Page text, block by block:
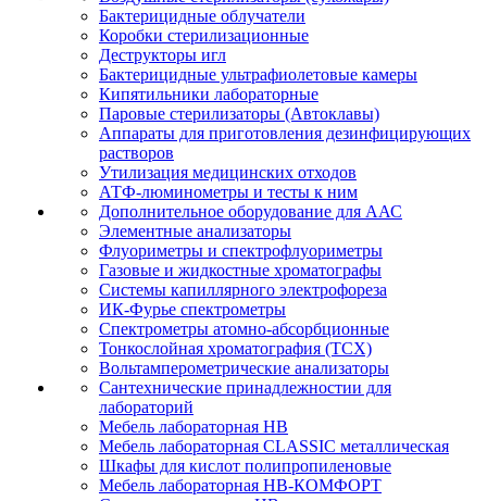
Бактерицидные облучатели
Коробки стерилизационные
Деструкторы игл
Бактерицидные ультрафиолетовые камеры
Кипятильники лабораторные
Паровые стерилизаторы (Автоклавы)
Аппараты для приготовления дезинфицирующих
растворов
Утилизация медицинских отходов
АТФ-люминометры и тесты к ним
Дополнительное оборудование для ААС
Элементные анализаторы
Флуориметры и спектрофлуориметры
Газовые и жидкостные хроматографы
Системы капиллярного электрофореза
ИК-Фурье спектрометры
Спектрометры атомно-абсорбционные
Тонкослойная хроматография (ТСХ)
Вольтамперометрические анализаторы
Сантехнические принадлежностии для
лабораторий
Мебель лабораторная НВ
Мебель лабораторная CLASSIC металлическая
Шкафы для кислот полипропиленовые
Мебель лабораторная НВ-КОМФОРТ